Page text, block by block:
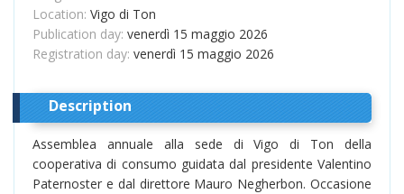
Location: Vigo di Ton
Publication day: venerdì 15 maggio 2026
Registration day: venerdì 15 maggio 2026
Description
Assemblea annuale alla sede di Vigo di Ton della
cooperativa di consumo guidata dal presidente Valentino
Paternoster e dal direttore Mauro Negherbon. Occasione